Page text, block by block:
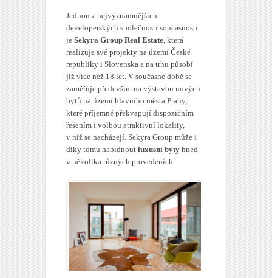
Jednou z nejvýznamnějších
developerských společností současnosti
je Sekyra Group Real Estate , která
realizuje své projekty na území České
republiky i Slovenska a na trhu působí
již více než 18 let. V současné době se
zaměřuje především na výstavbu nových
bytů na území hlavního města Prahy,
které příjemně překvapují dispozičním
řešením i volbou atraktivní lokality,
v níž se nacházejí. Sekyra Group může i
díky tomu nabídnout luxusní byty hned
v několika různých provedeních.